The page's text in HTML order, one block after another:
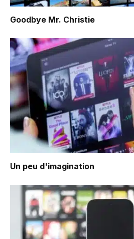
Goodbye Mr. Christie
Un peu d'imagination